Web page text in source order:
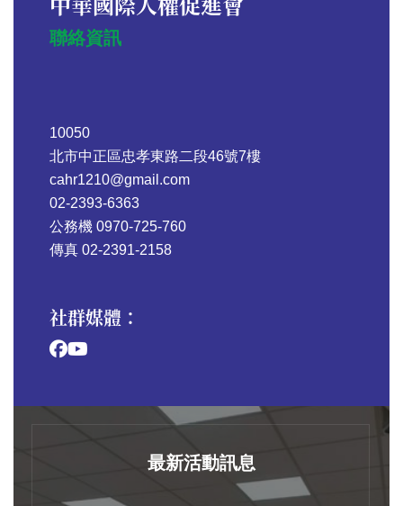
聯絡資訊
10050
北市中正區忠孝東路二段46號7樓
cahr1210@gmail.com
02-2393-6363
公務機 0970-725-760
傳真 02-2391-2158
社群媒體：
最新活動訊息